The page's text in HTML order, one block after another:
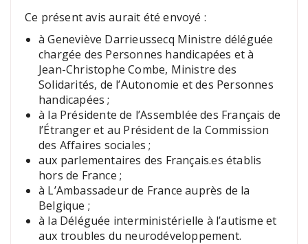
Ce présent avis aurait été envoyé :
à Geneviève Darrieussecq Ministre déléguée
chargée des Personnes handicapées et à
Jean-Christophe Combe, Ministre des
Solidarités, de l’Autonomie et des Personnes
handicapées ;
à la Présidente de l’Assemblée des Français de
l’Étranger et au Président de la Commission
des Affaires sociales ;
aux parlementaires des Français.es établis
hors de France ;
à L’Ambassadeur de France auprès de la
Belgique ;
à la Déléguée interministérielle à l’autisme et
aux troubles du neurodéveloppement.